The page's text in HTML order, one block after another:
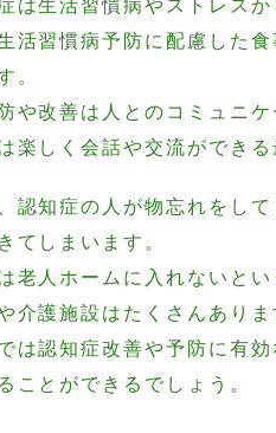
は生活習慣病やストレス
活習慣病予防に配慮した
。
や改善は人とのコミュニ
楽しく会話や交流ができ
認知症の人が物忘れをし
てしまいます。
老人ホームに入れないと
介護施設はたくさんありま
は認知症改善や予防に有
ことができるでしょう。